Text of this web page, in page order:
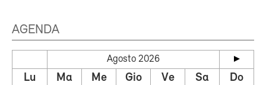
AGENDA
Agosto 2026
Lu Ma Me Gio Ve Sa Do